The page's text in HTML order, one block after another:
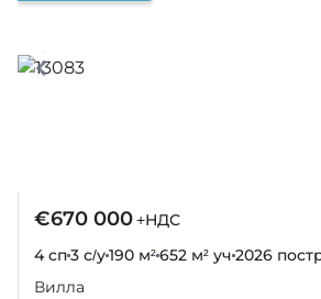
€670 000+НДС
4 сп3 с/у190 м²652 м² уч 2026
Вилла